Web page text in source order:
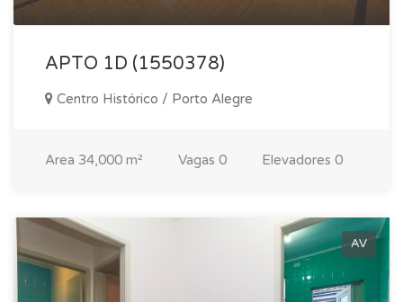
APTO 1D (1550378)
Centro Histórico / Porto Alegre
Area 34,000 m² Vagas 0 Elevadores 0
AV